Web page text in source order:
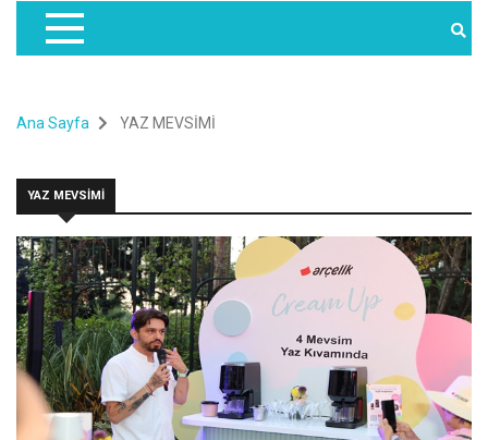
Ana Sayfa YAZ MEVSİMİ
YAZ MEVSİMİ